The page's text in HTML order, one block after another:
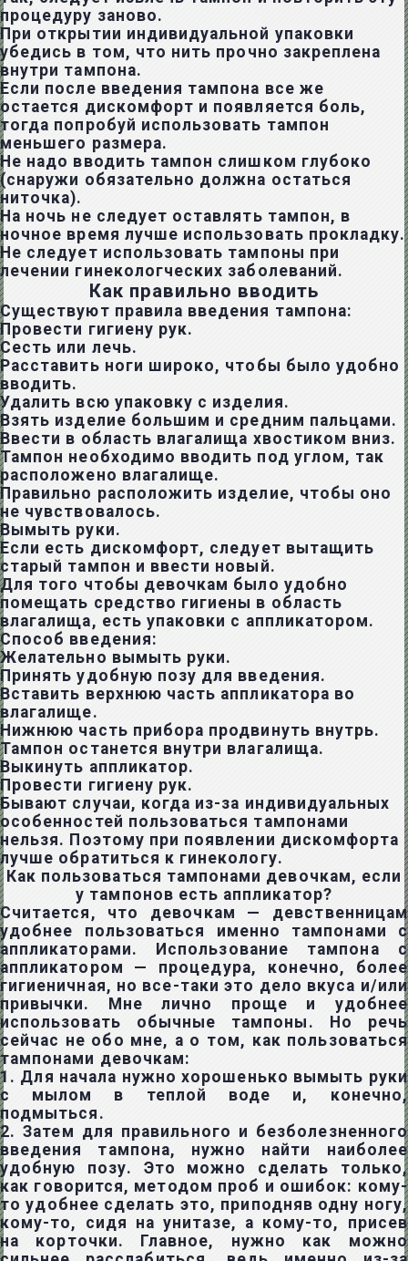
процедуру заново.
При открытии индивидуальной упаковки
убедись в том, что нить прочно закреплена
внутри тампона.
Если после введения тампона все же
остается дискомфорт и появляется боль,
тогда попробуй использовать тампон
меньшего размера.
Не надо вводить тампон слишком глубоко
(снаружи обязательно должна остаться
ниточка).
На ночь не следует оставлять тампон, в
ночное время лучше использовать прокладку.
Не следует использовать тампоны при
лечении гинекологческих заболеваний.
Как правильно вводить
Существуют правила введения тампона:
Провести гигиену рук.
Сесть или лечь.
Расставить ноги широко, чтобы было удобно
вводить.
Удалить всю упаковку с изделия.
Взять изделие большим и средним пальцами.
Ввести в область влагалища хвостиком вниз.
Тампон необходимо вводить под углом, так
расположено влагалище.
Правильно расположить изделие, чтобы оно
не чувствовалось.
Вымыть руки.
Если есть дискомфорт, следует вытащить
старый тампон и ввести новый.
Для того чтобы девочкам было удобно
помещать средство гигиены в область
влагалища, есть упаковки с аппликатором.
Способ введения:
Желательно вымыть руки.
Принять удобную позу для введения.
Вставить верхнюю часть аппликатора во
влагалище.
Нижнюю часть прибора продвинуть внутрь.
Тампон останется внутри влагалища.
Выкинуть аппликатор.
Провести гигиену рук.
Бывают случаи, когда из-за индивидуальных
особенностей пользоваться тампонами
нельзя. Поэтому при появлении дискомфорта
лучше обратиться к гинекологу.
Как пользоваться тампонами девочкам, если
у тампонов есть аппликатор?
Считается, что девочкам — девственницам
удобнее пользоваться именно тампонами с
аппликаторами. Использование тампона с
аппликатором — процедура, конечно, более
гигиеничная, но все-таки это дело вкуса и/или
привычки. Мне лично проще и удобнее
использовать обычные тампоны. Но речь
сейчас не обо мне, а о том, как пользоваться
тампонами девочкам:
1. Для начала нужно хорошенько вымыть руки
с мылом в теплой воде и, конечно,
подмыться.
2. Затем для правильного и безболезненного
введения тампона, нужно найти наиболее
удобную позу. Это можно сделать только,
как говорится, методом проб и ошибок: кому-
то удобнее сделать это, приподняв одну ногу,
кому-то, сидя на унитазе, а кому-то, присев
на корточки. Главное, нужно как можно